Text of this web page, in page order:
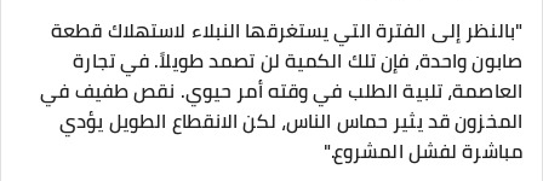
"بالنظر إلى الفترة التي يستغرقها النبلاء لاستهلاك قطعة
صابون واحدة، فإن تلك الكمية لن تصمد طويلاً. في تجارة
العاصمة، تلبية الطلب في وقته أمر حيوي. نقص طفيف في
المخزون قد يثير حماس الناس، لكن الانقطاع الطويل يؤدي
مباشرة لفشل المشروع."